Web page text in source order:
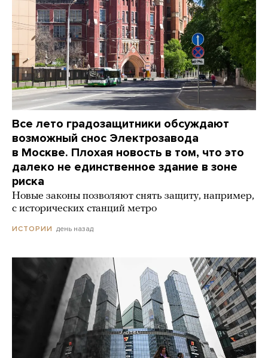
Все лето градозащитники обсуждают
возможный снос Электрозавода
в Москве. Плохая новость в том, что это
далеко не единственное здание в зоне
риска
Новые законы позволяют снять защиту, например,
с исторических станций метро
ИСТОРИИ день назад